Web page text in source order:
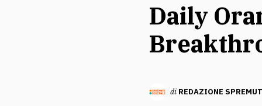
Daily
di REDAZIONE